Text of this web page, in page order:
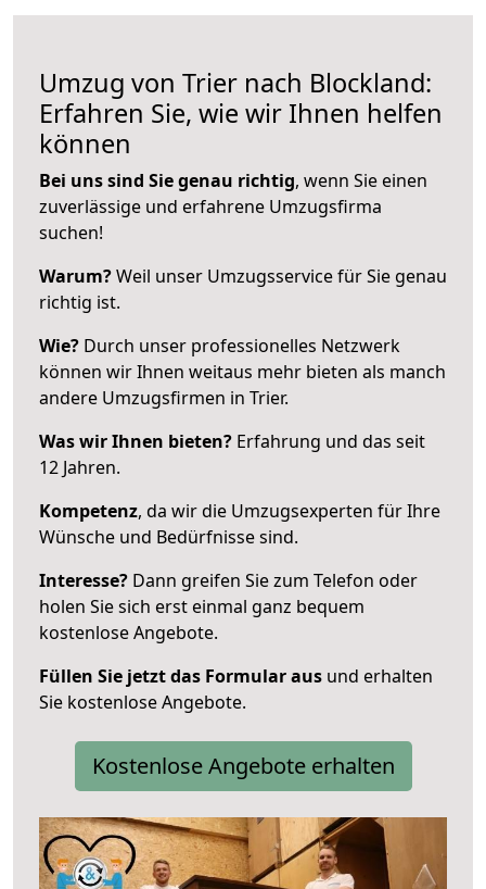
Umzug von Trier nach Blockland:
Erfahren Sie, wie wir Ihnen helfen
können
Bei uns sind Sie genau richtig, wenn Sie einen
zuverlässige und erfahrene Umzugsfirma
suchen!
Warum?Weil unser Umzugsservice für Sie genau
richtig ist.
Wie? Durch unser professionelles Netzwerk
können wir Ihnen weitaus mehr bieten als manch
andere Umzugsfirmen in Trier.
Was wir Ihnen bieten? Erfahrung und das seit
12 Jahren.
Kompetenz, da wir die Umzugsexperten für Ihre
Wünsche und Bedürfnisse sind.
Interesse? Dann greifen Sie zum Telefon oder
holen Sie sich erst einmal ganz bequem
kostenlose Angebote.
Füllen Sie jetzt das Formular aus und erhalten
Sie kostenlose Angebote.
Kostenlose Angebote erhalten